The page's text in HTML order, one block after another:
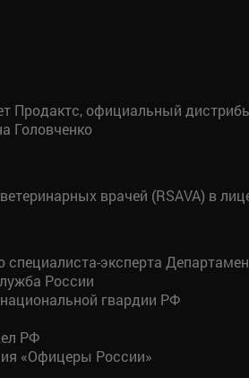
Продактс, официальный
Головченко
врачей (RSAVA) в
специалиста-эксперта
России
гвардии РФ
РФ
«Офицеры России»